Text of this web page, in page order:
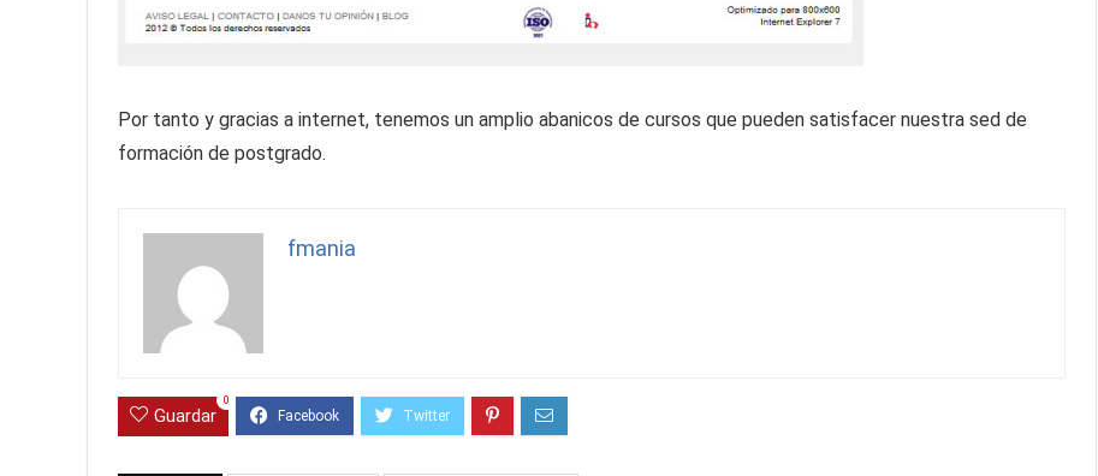
Por tanto y gracias a internet, tenemos un amplio abanicos de cursos que pueden satisfacer nuestra sed de
formación de postgrado.
fmania
Guardar
0